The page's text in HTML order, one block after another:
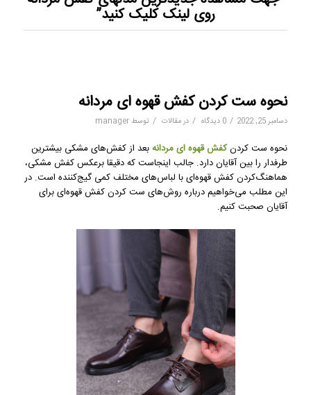
روی لینک کلیک کنید”
نحوه ست کردن کفش قهوه ای مردانه
دسامبر 25, 2022 / 0 دیدگاه / درمقالات / توسط manager
نحوه ست کردنکفش قهوه ای مردانهبعد از کفش‌های مشکی بیشترین
طرفدار را بین آقایان دارد. جالب اینجاست که دقیقا برعکس کفش مشکی،
هماهنگ‌کردن کفش قهوه‌ای با لباس‌های مختلف کمی گیج‌کننده است. در
این مطلب می‌خواهیم درباره روش‌های ست کردن کفش قهوه‌ای برای
آقایان صحبت کنیم.